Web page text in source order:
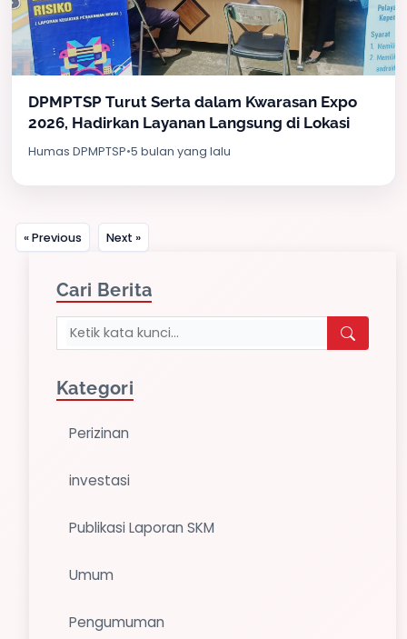
DPMPTSP Turut Serta dalam Kwarasan Expo
2026, Hadirkan Layanan Langsung di Lokasi
Humas DPMPTSP•5 bulan yang lalu
« Previous Next »
Cari Berita
Kategori
Perizinan
investasi
Publikasi Laporan SKM
Umum
Pengumuman